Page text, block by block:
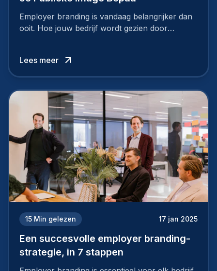
Employer branding is vandaag belangrijker dan
ooit. Hoe jouw bedrijf wordt gezien door
Lees meer
15 Min gelezen 17 jan 2025
Een succesvolle employer branding-
strategie, in 7 stappen